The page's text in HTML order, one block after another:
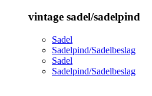
vintage sadel/sadelpind
Sadel
Sadelpind/Sadelbeslag
Sadel
Sadelpind/Sadelbeslag